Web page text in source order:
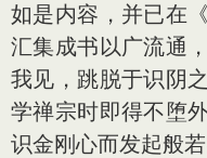
如是内容，并已在
汇集成书以广流通
我见，跳脱于识阴
学禅宗时即得不堕
识金刚心而发起般若